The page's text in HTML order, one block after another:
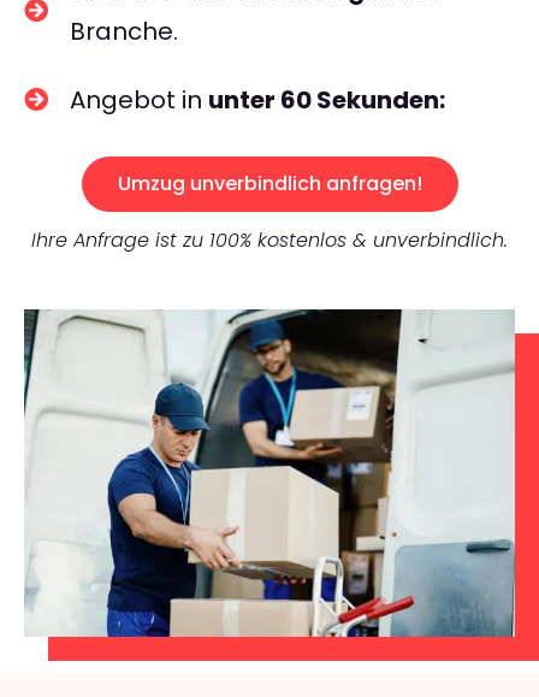
Branche.
Angebot in unter 60 Sekunden:
Umzug unverbindlich anfragen!
Ihre Anfrage ist zu 100% kostenlos & unverbindlich.